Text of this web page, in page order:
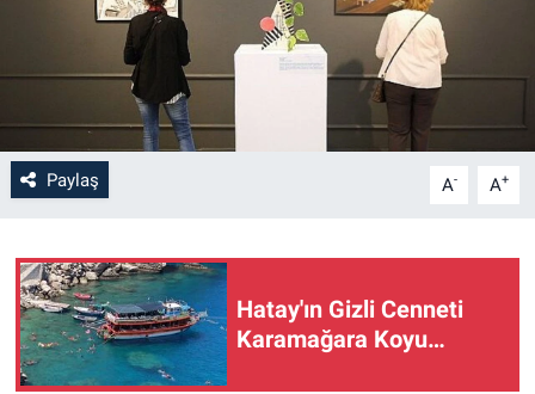
Paylaş A- A+
Hatay'ın Gizli Cenneti
Karamağara Koyu…